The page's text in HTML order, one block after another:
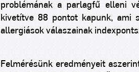
problémának a parlagfű elleni
kivetítve 88 pontot kapunk, ami
allergiások válaszainak
Felmérésünk eredményeit